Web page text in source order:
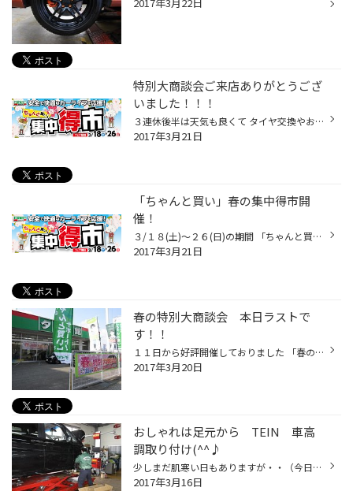
2017年3月22日
特別大商談会ご来店ありがとうござ
いました！！！
３連休後半は天気も良くて タイヤ交換やお車メンテナンス、タイヤのご注文に たくさんの皆様にご来店いただき 本当にありがとうございました！！！ ただいまご注文商品の入荷待ちの皆様・・ もう少々お待ちくださいね<m(__)m> ちょっと時間がなくて、フェア期間中にお立ち寄りいただけなかった方。 ...
2017年3月21日
「ちゃんと買い」春の集中得市開
催！
３/１８(土)～２６(日)の期間 「ちゃんと買い」春の集中得市開催です(#^.^#) いよいよ春本番！ タイヤ交換前にしっかりタイヤ点検がおススメ！ もちろん交換作業もご依頼ください(^^♪ 春に向けてアルミホイールやオーディオなど 是非ご検討中の方は、このお得な期間に 当店へ!(^^)! スタッフ一同皆...
2017年3月21日
春の特別大商談会 本日ラストで
す！！
１１日から好評開催しておりました 「春の特別大商談会」が本日で終了となります！ 交換前のタイヤ点検に是非お立ち寄りください(*^_^*) スタッフ一同、元気いっぱいに皆様のご来店をお待ちしております！
2017年3月20日
おしゃれは足元から TEIN 車高
調取り付け(^^♪
少しまだ肌寒い日もありますが・・（今日もちょっとミゾレっぽかったですが） やはり春に向かってお車のドレスアップのご注文が増えてきました！！ ありがとうございます(*^_^*) 今日は最近納車になったステップワゴンにＴＥＩＮの車高調取り付けです！ 天候を見ながらの作業予定でしたが お待たせ...
2017年3月16日